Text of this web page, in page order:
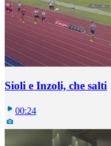
Sioli e Inzoli, che salti
00:24